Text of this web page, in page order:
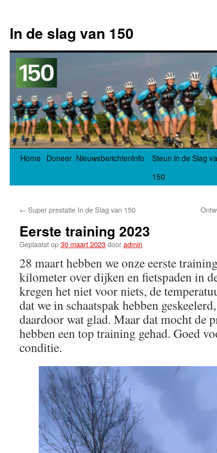
In de slag van 150
Spring
Home Doneer NieuwsberichtenInfo
Steun in de Slag
150
← Super prestatie In de Slag van 150
Eerste training 2023
Geplaatst op30 maart 2023dooradmin
28 maart hebben we onze eerste
kilometer over dijken en fietspaden in
kregen het niet voor niets, de
dat we in schaatspak hebben
daardoor wat glad. Maar dat mocht de
hebben een top training gehad. Goed
conditie.